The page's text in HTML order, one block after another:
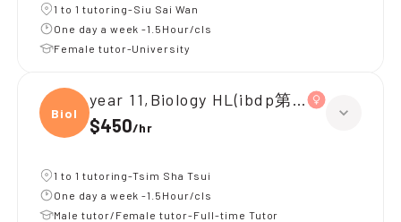
1 to 1 tutoring-Siu Sai Wan
One day a week -1.5Hour/cls
Female tutor-University
Biolo
year 11,Biology HL(ibdp第一年)
$450/hr
1 to 1 tutoring-Tsim Sha Tsui
One day a week -1.5Hour/cls
Male tutor/Female tutor-Full-time Tutor